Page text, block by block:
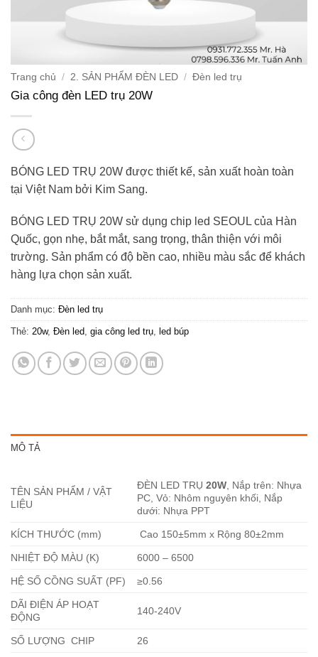
Trang chủ / 2. SẢN PHẨM ĐÈN LED / Đèn led trụ
Gia công đèn LED trụ 20W
BÓNG LED TRỤ 20W được thiết kế, sản xuất hoàn toàn
tại Việt Nam bởi Kim Sang.
BÓNG LED TRỤ 20W sử dụng chip led SEOUL của Hàn
Quốc, gọn nhẹ, bắt mắt, sang trọng, thân thiện với môi
trường. Sản phẩm có độ bền cao, nhiều màu sắc để khách
hàng lựa chọn sản xuất.
Danh mục: Đèn led trụ
Thẻ: 20w, Đèn led, gia công led trụ, led búp
MÔ TẢ
TÊN SẢN PHẨM / VẬT
LIỆU
ĐÈN LED TRỤ20W , Nắp trên: Nhựa
PC, Vỏ: Nhôm nguyên khối, Nắp
dưới: Nhựa PPT
KÍCH THƯỚC (mm) Cao 150±5mm x Rộng 80±2mm
NHIỆT ĐỘ MÀU (K) 6000 – 6500
HỆ SỐ CỒNG SUẤT (PF) ≥0.56
DÃI ĐIỆN ÁP HOẠT
ĐỘNG
140-240V
SỐ LƯỢNG CHIP 26